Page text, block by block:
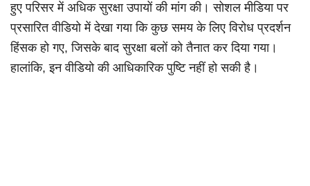
हुए परिसर में अधिक सुरक्षा उपायों की मांग की। सोशल मीडिया पर
प्रसारित वीडियो में देखा गया कि कुछ समय के लिए विरोध प्रदर्शन
हिंसक हो गए, जिसके बाद सुरक्षा बलों को तैनात कर दिया गया।
हालांकि, इन वीडियो की आधिकारिक पुष्टि नहीं हो सकी है।